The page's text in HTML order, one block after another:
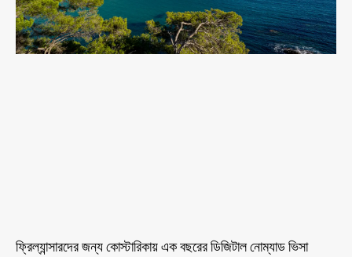
ফ্রিল্যান্সারদের জন্য কোস্টারিকায় এক বছরের ডিজিটাল নোম্যাড ভিসা